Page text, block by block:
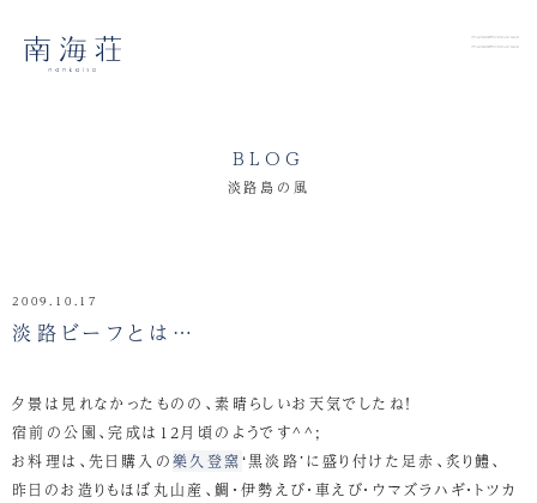
BLOG
淡路島の風
2009.10.17
淡路ビーフとは…
夕景は見れなかったものの、素晴らしいお天気でしたね！
宿前の公園、完成は12月頃のようです^^;
お料理は、先日購入の樂久登窯‘黒淡路’に盛り付けた足赤、炙り鱧、
昨日のお造りもほぼ丸山産、鯛・伊勢えび・車えび・ウマズラハギ・トツカ